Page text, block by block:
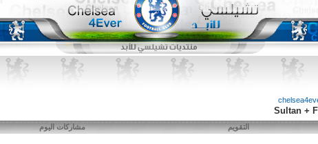
التقويم مشاركات اليوم